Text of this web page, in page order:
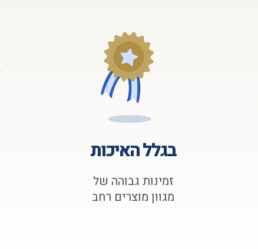
בגלל האיכות
זמינות גבוהה של
מגוון מוצרים רחב